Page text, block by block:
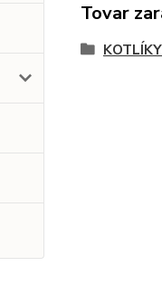
Tovar